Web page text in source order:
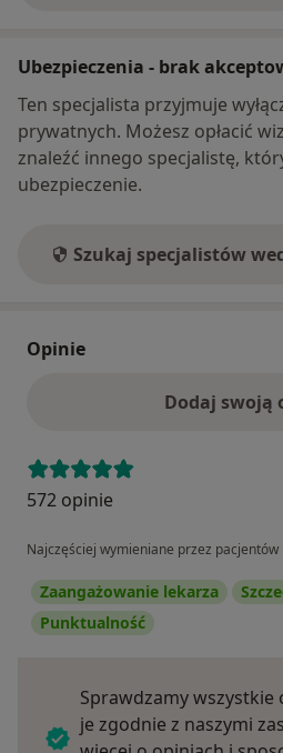
Ubezpieczenia - brak
Ten specjalista przyjmuje
prywatnych. Możesz opłacić
znaleźć innego specjalistę,
ubezpieczenie.
Szukaj specjalistów
Opinie
Dodaj swoją
572 opinie
Najczęściej wymieniane przez pacjentów
Zaangażowanie lekarza
Punktualność
Sprawdzamy
je zgodnie z naszymi